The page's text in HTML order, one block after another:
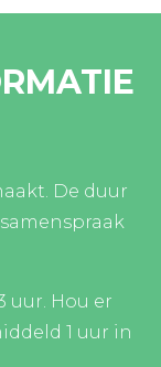
De duur
uur. Hou er
1 uur in